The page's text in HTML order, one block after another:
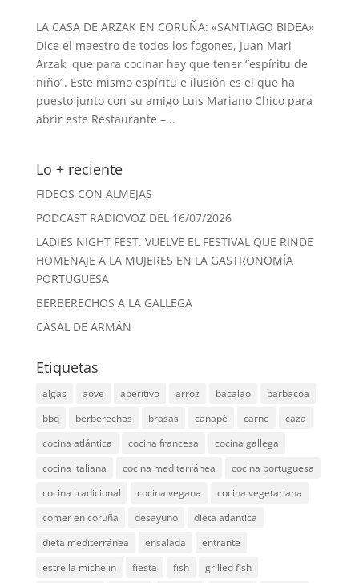
LA CASA DE ARZAK EN CORUÑA: «SANTIAGO BIDEA»
Dice el maestro de todos los fogones, Juan Mari
Arzak, que para cocinar hay que tener “espíritu de
niño”. Este mismo espíritu e ilusión es el que ha
puesto junto con su amigo Luis Mariano Chico para
abrir este Restaurante –...
Lo + reciente
FIDEOS CON ALMEJAS
PODCAST RADIOVOZ DEL 16/07/2026
LADIES NIGHT FEST. VUELVE EL FESTIVAL QUE RINDE
HOMENAJE A LA MUJERES EN LA GASTRONOMÍA
PORTUGUESA
BERBERECHOS A LA GALLEGA
CASAL DE ARMÁN
Etiquetas
algas aove aperitivo arroz bacalao
barbacoa
bbq
berberechos brasas canapé carne
caza
cocina atlántica
cocina francesa
cocina gallega
cocina italiana
cocina mediterránea
cocina portuguesa
cocina tradicional
cocina vegana
cocina vegetariana
comer en coruña
desayuno
dieta atlantica
dieta mediterránea
ensalada
entrante
estrella michelin
fiesta fish
grilled fish